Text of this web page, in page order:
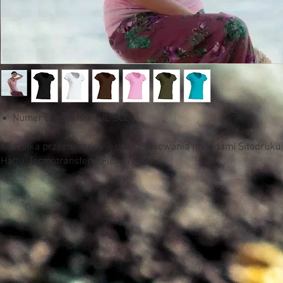
Numer produktu TSUL SCL
Koszulka przeznaczona jest do znakowania metodami Sitodruku,
Haftu, Termotransferu, Flexu i Flocku.